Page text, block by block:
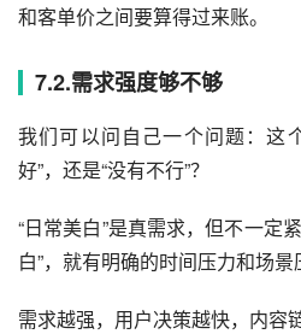
和客单价之间要算得过来账。
7.2.需求强度够不够
我们可以问自己一个问题：这
好”，还是“没有不行”？
“日常美白”是真需求，但不一定
白”，就有明确的时间压力和场景
需求越强，用户决策越快，内容